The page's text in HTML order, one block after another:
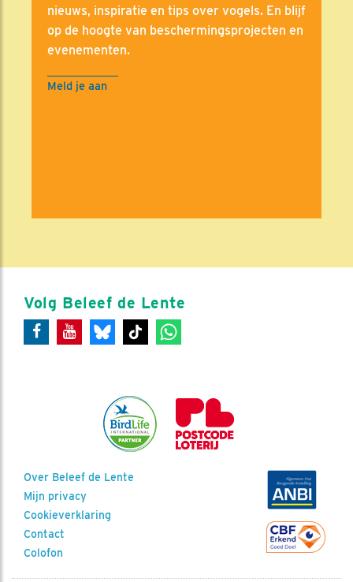
nieuws, inspiratie en tips over vogels. En blijf
op de hoogte van beschermingsprojecten en
evenementen.
Meld je aan
Volg Beleef de Lente
Over Beleef de Lente
Mijn privacy
Cookieverklaring
Contact
Colofon